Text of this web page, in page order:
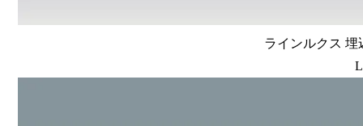
ラインルクス 埋